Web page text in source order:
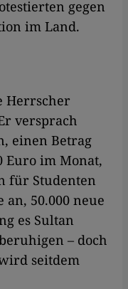
gegen
im Land.
Herrscher
versprach
einen Betrag
Euro im Monat,
für Studenten
50.000 neue
es Sultan
– doch
seitdem